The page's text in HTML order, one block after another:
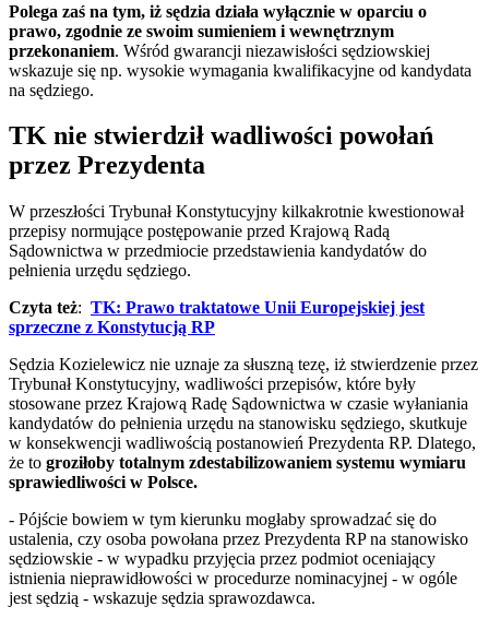
Polega zaś na tym, iż sędzia działa wyłącznie w oparciu o
prawo, zgodnie ze swoim sumieniem i wewnętrznym
przekonaniem. Wśród gwarancji niezawisłości sędziowskiej
wskazuje się np. wysokie wymagania kwalifikacyjne od kandydata
na sędziego.
TK nie stwierdził wadliwości powołań
przez Prezydenta
W przeszłości Trybunał Konstytucyjny kilkakrotnie kwestionował
przepisy normujące postępowanie przed Krajową Radą
Sądownictwa w przedmiocie przedstawienia kandydatów do
pełnienia urzędu sędziego.
Czyta też: TK: Prawo traktatowe Unii Europejskiej jest
sprzeczne z Konstytucją RP
Sędzia Kozielewicz nie uznaje za słuszną tezę, iż stwierdzenie przez
Trybunał Konstytucyjny, wadliwości przepisów, które były
stosowane przez Krajową Radę Sądownictwa w czasie wyłaniania
kandydatów do pełnienia urzędu na stanowisku sędziego, skutkuje
w konsekwencji wadliwością postanowień Prezydenta RP. Dlatego,
że to groziłoby totalnym zdestabilizowaniem systemu wymiaru
sprawiedliwości w Polsce.
- Pójście bowiem w tym kierunku mogłaby sprowadzać się do
ustalenia, czy osoba powołana przez Prezydenta RP na stanowisko
sędziowskie - w wypadku przyjęcia przez podmiot oceniający
istnienia nieprawidłowości w procedurze nominacyjnej - w ogóle
jest sędzią - wskazuje sędzia sprawozdawca.